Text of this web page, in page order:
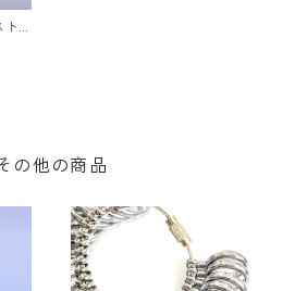
ト
の他の商品